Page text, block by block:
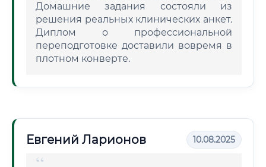
Домашние задания состояли из
решения реальных клинических анкет.
Диплом о профессиональной
переподготовке доставили вовремя в
плотном конверте.
Евгений Ларионов 10.08.2025